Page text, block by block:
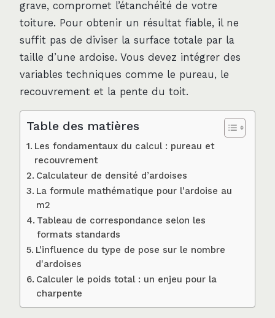
grave, compromet l’étanchéité de votre
toiture. Pour obtenir un résultat fiable, il ne
suffit pas de diviser la surface totale par la
taille d’une ardoise. Vous devez intégrer des
variables techniques comme le pureau, le
recouvrement et la pente du toit.
Table des matières
Les fondamentaux du calcul : pureau et
recouvrement
Calculateur de densité d’ardoises
La formule mathématique pour l'ardoise au
m2
Tableau de correspondance selon les
formats standards
L'influence du type de pose sur le nombre
d'ardoises
Calculer le poids total : un enjeu pour la
charpente